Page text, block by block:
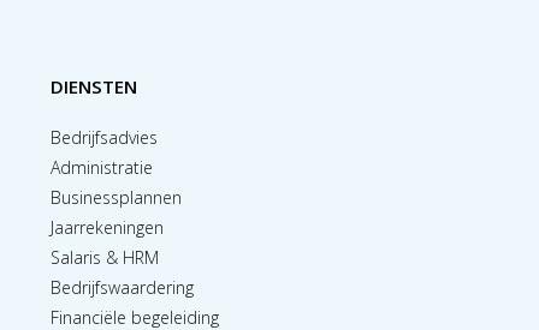
DIENSTEN
Bedrijfsadvies
Administratie
Businessplannen
Jaarrekeningen
Salaris & HRM
Bedrijfswaardering
Financiële begeleiding